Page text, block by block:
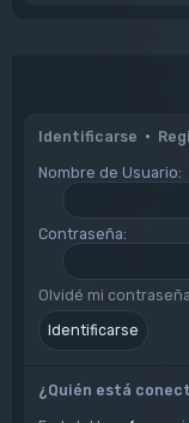
Identificarse •
Nombre de Usuario:
Contraseña:
Olvidé mi contraseña
¿Quién está